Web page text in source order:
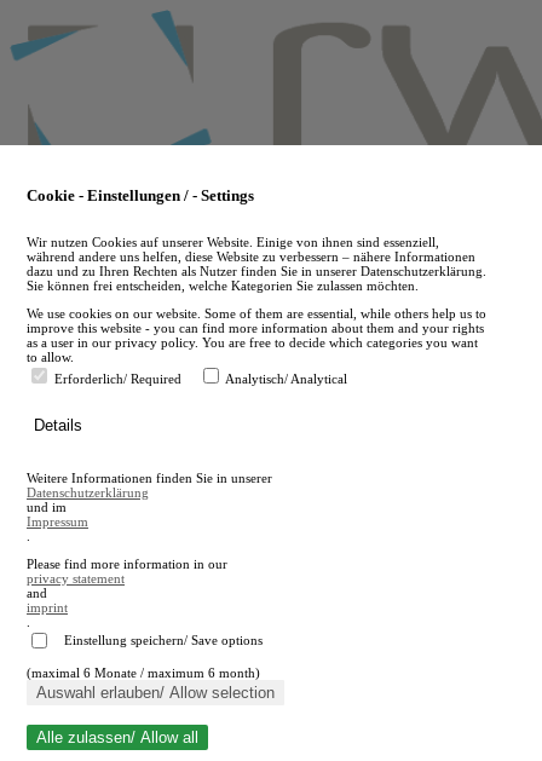
to
main
en
A
A
Suche schließen
Cookie - Einstellungen / - Settings
Wir nutzen Cookies auf unserer Website. Einige von ihnen sind essenziell,
während andere uns helfen, diese Website zu verbessern – nähere Informationen
dazu und zu Ihren Rechten als Nutzer finden Sie in unserer Datenschutzerklärung.
Sie können frei entscheiden, welche Kategorien Sie zulassen möchten.
We use cookies on our website. Some of them are essential, while others help us to
improve this website - you can find more information about them and your rights
as a user in our privacy policy. You are free to decide which categories you want
to allow.
Erforderlich/ Required
Analytisch/ Analytical
Details
Weitere Informationen finden Sie in unserer
Datenschutzerklärung
und im
Impressum
Please find more information in our
privacy statement
and
imprint
Einstellung speichern/ Save options
(maximal 6 Monate / maximum 6 month)
Auswahl erlauben/ Allow selection
Alle zulassen/ Allow all